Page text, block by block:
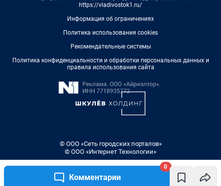
Комментарии
0
https://vladivostok1.ru/
Информация об ограничениях
Политика использования cookies
Рекомендательные системы
Политика конфиденциальности и обработки персональных данных и
правила использования сайта
© ООО «Сеть городских порталов»
© ООО «Интернет Технологии»